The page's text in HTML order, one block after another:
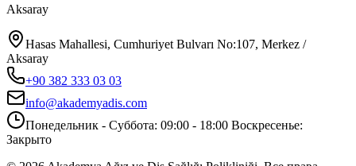
Aksaray
Hasas Mahallesi, Cumhuriyet Bulvarı No:107, Merkez /
Aksaray
+90 382 333 03 03
info@akademyadis.com
Понедельник - Суббота: 09:00 - 18:00 Воскресенье:
Закрыто